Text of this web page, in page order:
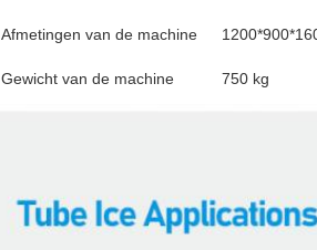
Afmetingen van de machine
Gewicht van de machine 750 kg